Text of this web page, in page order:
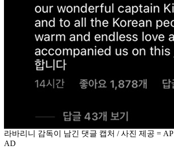
라바리니 감독이 남긴 댓글 캡처 / 사진 제공 = AP
AD